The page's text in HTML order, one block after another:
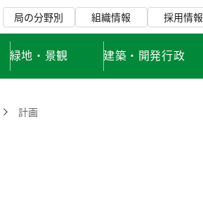
局の分野別 組織情報 採用情報
緑地・景観 建築・開発行政
計画